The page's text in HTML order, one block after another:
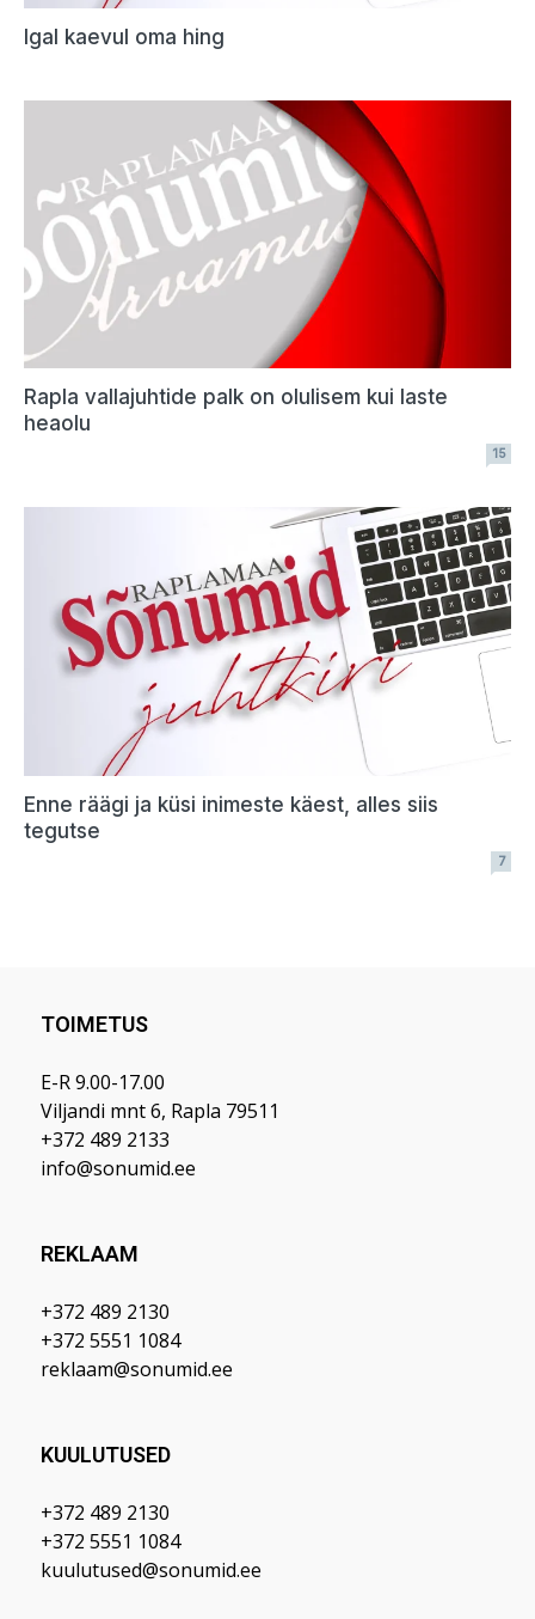
TOIMETUS
E-R 9.00-17.00
Viljandi mnt 6, Rapla 79511
+372 489 2133
info@sonumid.ee
REKLAAM
+372 489 2130
+372 5551 1084
reklaam@sonumid.ee
KUULUTUSED
+372 489 2130
+372 5551 1084
kuulutused@sonumid.ee